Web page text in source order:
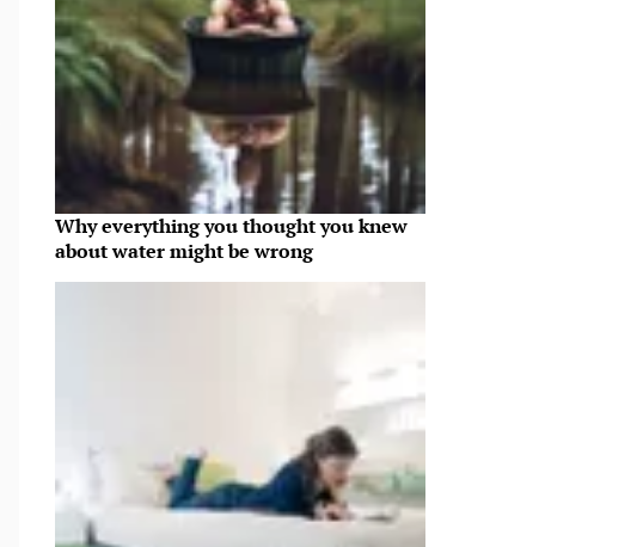
Why everything you thought you knew
about water might be wrong